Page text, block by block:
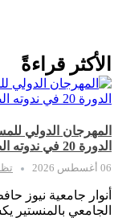
الأكثر قراءةً
المهرجان الدولي
الدورة 20 في ندوته الصحفية￼
06 أغسطس 2026
أنوار جامعية نيوز
الجامعي بالمنستير